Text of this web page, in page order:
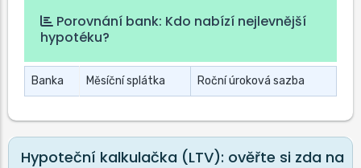
Porovnání bank: Kdo nabízí nejlevnější
hypotéku?
Banka Měsíční splátka Roční úroková sazba
Hypoteční kalkulačka (LTV): ověřte si zda na